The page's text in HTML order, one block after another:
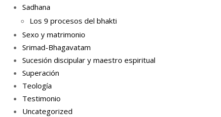
Sadhana
Los 9 procesos del bhakti
Sexo y matrimonio
Srimad-Bhagavatam
Sucesión discipular y maestro espiritual
Superación
Teología
Testimonio
Uncategorized